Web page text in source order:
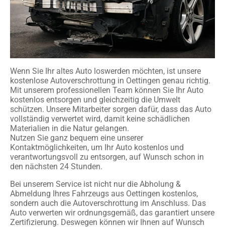
Wenn Sie Ihr altes Auto loswerden möchten, ist unsere
kostenlose Autoverschrottung in Oettingen genau richtig.
Mit unserem professionellen Team können Sie Ihr Auto
kostenlos entsorgen und gleichzeitig die Umwelt
schützen. Unsere Mitarbeiter sorgen dafür, dass das Auto
vollständig verwertet wird, damit keine schädlichen
Materialien in die Natur gelangen.
Nutzen Sie ganz bequem eine unserer
Kontaktmöglichkeiten, um Ihr Auto kostenlos und
verantwortungsvoll zu entsorgen, auf Wunsch schon in
den nächsten 24 Stunden.
Bei unserem Service ist nicht nur die Abholung &
Abmeldung Ihres Fahrzeugs aus Oettingen kostenlos,
sondern auch die Autoverschrottung im Anschluss. Das
Auto verwerten wir ordnungsgemäß, das garantiert unsere
Zertifizierung. Deswegen können wir Ihnen auf Wunsch